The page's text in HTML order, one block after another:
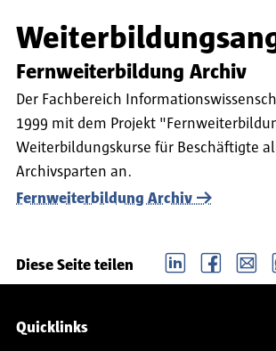
Fernweiterbildung Archiv
Der Fachbereich
1999 mit dem Projekt
Weiterbildungskurse für Beschäftigte
Archivsparten an.
Fernweiterbildung Archiv
Diese Seite teilen LinkedIn Facebook email
Service-Navigation
Quicklinks